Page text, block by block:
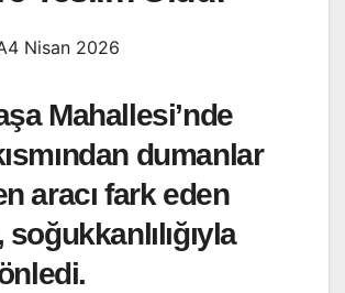
Nisan 2026
Mahallesi’nde
dumanlar
aracı fark eden